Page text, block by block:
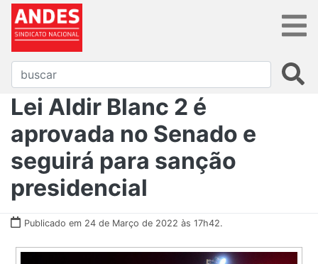
Lei Aldir Blanc 2 é
aprovada no Senado e
seguirá para sanção
presidencial
Publicado em 24 de Março de 2022 às 17h42.